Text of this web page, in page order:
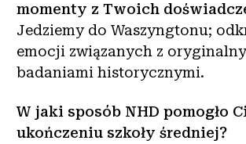
momenty z Twoich
Jedziemy do Waszyngtonu;
emocji związanych z
badaniami historycznymi.
W jaki sposób NHD pomogło
ukończeniu szkoły średniej?